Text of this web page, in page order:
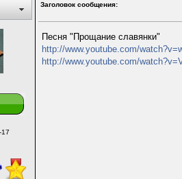
Заголовок сообщения:
Песня "Прощание славянки"
http://www.youtube.com/
http://www.youtube.com/